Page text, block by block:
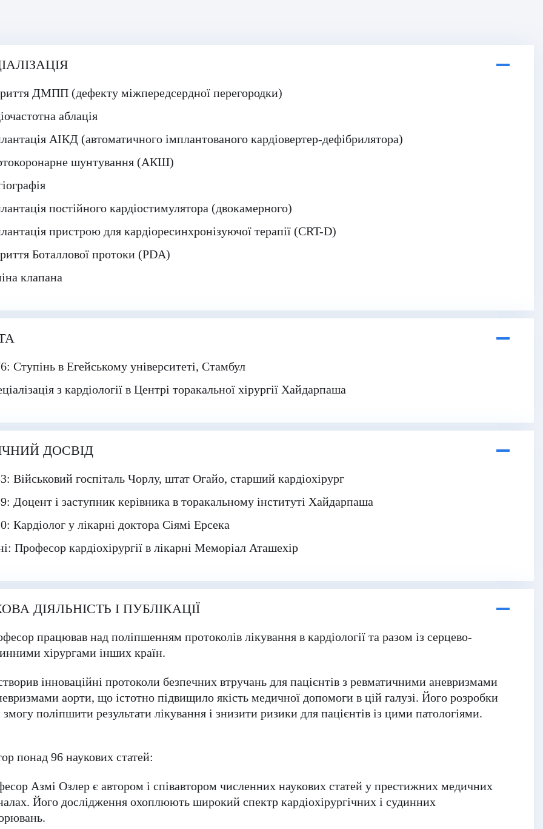
ДМПП (дефекту міжпередсердної перегородки)
аблація
АІКД (автоматичного імплантованого кардіовертер-дефібрилятора)
шунтування (АКШ)
постійного кардіостимулятора (двокамерного)
пристрою для кардіоресинхронізуючої терапії (CRT-D)
Боталлової протоки (PDA)
клапана
Ступінь в Егейському університеті, Стамбул
з кардіології в Центрі торакальної хірургії Хайдарпаша
ДОСВІД
Військовий госпіталь Чорлу, штат Огайо, старший кардіохірург
Доцент і заступник керівника в торакальному інституті Хайдарпаша
Кардіолог у лікарні доктора Сіямі Ерсека
Професор кардіохірургії в лікарні Меморіал Аташехір
ДІЯЛЬНІСТЬ І ПУБЛІКАЦІЇ
працював над поліпшенням протоколів лікування в кардіології та разом із серцево-
хірургами інших країн.
інноваційні протоколи безпечних втручань для пацієнтів з ревматичними аневризмами
аорти, що істотно підвищило якість медичної допомоги в цій галузі. Його розробки
змогу поліпшити результати лікування і знизити ризики для пацієнтів із цими патологіями.
понад 96 наукових статей:
Азмі Озлер є автором і співавтором численних наукових статей у престижних медичних
Його дослідження охоплюють широкий спектр кардіохірургічних і судинних